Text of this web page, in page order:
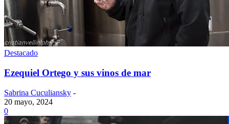
Destacado
Ezequiel Ortego y sus vinos de mar
Sabrina Cuculiansky -
20 mayo, 2024
0